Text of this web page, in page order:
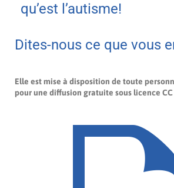
qu’est l’autisme!
Dites-nous ce que vous
Elle est mise à disposition de toute
pour une diffusion gratuite sous licence CC